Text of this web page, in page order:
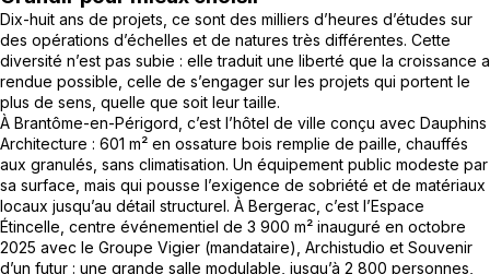
Dix-huit ans de projets, ce sont des milliers d’heures d’études sur
des opérations d’échelles et de natures très différentes. Cette
diversité n’est pas subie : elle traduit une liberté que la croissance a
rendue possible, celle de s’engager sur les projets qui portent le
plus de sens, quelle que soit leur taille.
À Brantôme-en-Périgord, c’est l’hôtel de ville conçu avec Dauphins
Architecture : 601 m² en ossature bois remplie de paille, chauffés
aux granulés, sans climatisation. Un équipement public modeste par
sa surface, mais qui pousse l’exigence de sobriété et de matériaux
locaux jusqu’au détail structurel. À Bergerac, c’est l’Espace
Étincelle, centre événementiel de 3 900 m² inauguré en octobre
2025 avec le Groupe Vigier (mandataire), Archistudio et Souvenir
d’un futur : une grande salle modulable, jusqu’à 2 800 personnes,